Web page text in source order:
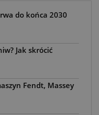
do końca 2030
Jak skrócić
Fendt, Massey